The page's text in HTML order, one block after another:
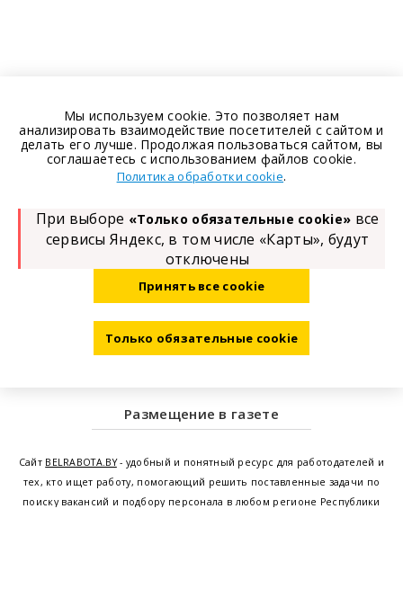
Размещение в газете
Сайт BELRABOTA.BY- удобный и понятный ресурс для работодателей и
тех, кто ищет работу, помогающий решить поставленные задачи по
поиску вакансий и подбору персонала в любом регионе Республики
Мы используем cookie. Это позволяет нам
анализировать взаимодействие посетителей с сайтом и
делать его лучше. Продолжая пользоваться сайтом, вы
соглашаетесь с использованием файлов cookie.
Политика обработки cookie.
При выборе «Только обязательные cookie» все
сервисы Яндекс, в том числе «Карты», будут
отключены
Принять все cookie
Только обязательные cookie